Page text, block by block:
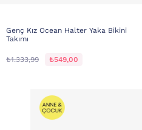
Genç Kız Ocean Halter Yaka Bikini
Takımı
₺1.333,99 ₺549,00